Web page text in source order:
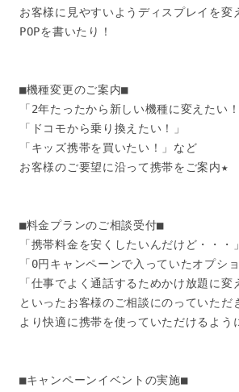
お客様に見やすいようディスプレイを変
POPを書いたり！
■機種変更のご案内■
「2年たったから新しい機種に変えたい！
「ドコモから乗り換えたい！」
「キッズ携帯を買いたい！」など
お客様のご要望に沿って携帯をご案内★
■料金プランのご相談受付■
「携帯料金を安くしたいんだけど・・・」
「0円キャンペーンで入っていたオプシ
「仕事でよく通話するためかけ放題に変
といったお客様のご相談にのっていただ
より快適に携帯を使っていただけるよう
■キャンペーンイベントの実施■